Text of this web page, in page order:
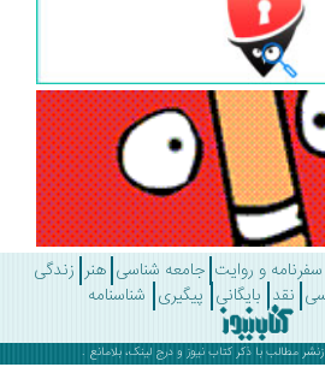
و روایت جامعه شناسی هنر زندگی
بایگانی پیگیری شناسنامه
با ذکرکتاب نیوزو درج لینک، بلامانع .